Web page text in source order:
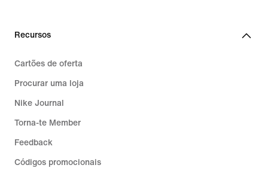
Recursos
Cartões de oferta
Procurar uma loja
Nike Journal
Torna-te Member
Feedback
Códigos promocionais